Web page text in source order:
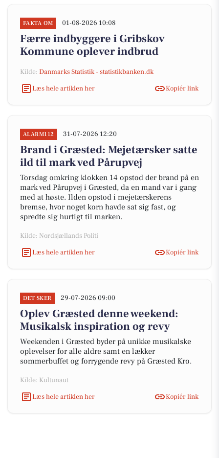
FAKTA OM 01-08-2026 10:08
Færre indbyggere i Gribskov
Kommune oplever indbrud
Kilde: Danmarks Statistik - statistikbanken.dk
Læs hele artiklen her
Kopiér link
ALARM112 31-07-2026 12:20
Brand i Græsted: Mejetærsker satte
ild til mark ved Pårupvej
Torsdag omkring klokken 14 opstod der brand på en
mark ved Pårupvej i Græsted, da en mand var i gang
med at høste. Ilden opstod i mejetærskerens
bremse, hvor noget korn havde sat sig fast, og
spredte sig hurtigt til marken.
Kilde: Nordsjællands Politi
Læs hele artiklen her
Kopiér link
DET SKER 29-07-2026 09:00
Oplev Græsted denne weekend:
Musikalsk inspiration og revy
Weekenden i Græsted byder på unikke musikalske
oplevelser for alle aldre samt en lækker
sommerbuffet og forrygende revy på Græsted Kro.
Kilde: Kultunaut
Læs hele artiklen her
Kopiér link